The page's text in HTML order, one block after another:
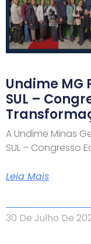
Undime MG
SUL –
A Undime Minas
SUL – Congresso
Leia Mais
30 De Julho De